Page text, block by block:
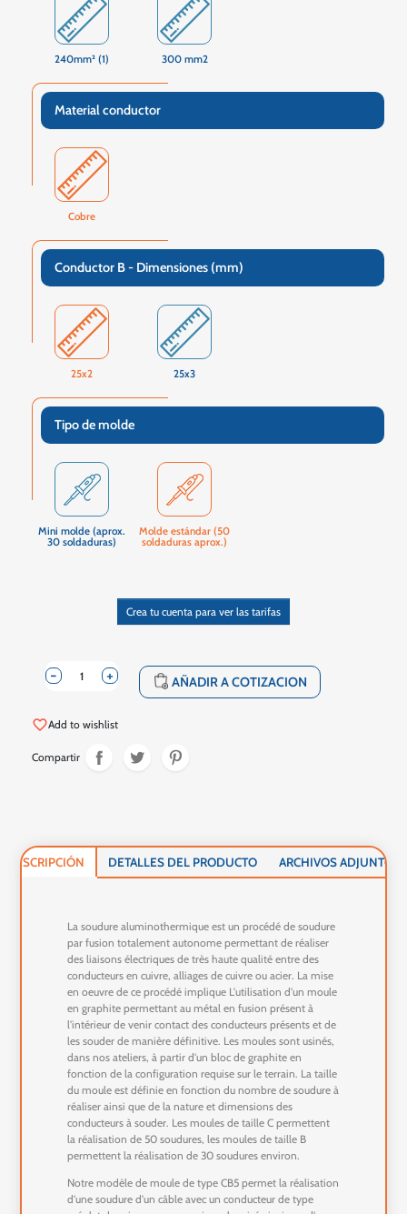
240mm² (1) 300 mm2
Material conductor
Cobre
Conductor B - Dimensiones (mm)
25x2 25x3
Tipo de molde
Mini molde (aprox.
30 soldaduras)
Molde estándar (50
soldaduras aprox.)
Crea tu cuenta para ver las tarifas
+
- shopping_cart AÑADIR A COTIZACION
favorite_borderAdd to wishlist
Compartir
DESCRIPCIÓN DETALLES DEL PRODUCTO ARCHIVOS ADJUNTOS
La soudure aluminothermique est un procédé de soudure
par fusion totalement autonome permettant de réaliser
des liaisons électriques de très haute qualité entre des
conducteurs en cuivre, alliages de cuivre ou acier. La mise
en oeuvre de ce procédé implique L'utilisation d'un moule
en graphite permettant au métal en fusion présent à
l'intérieur de venir contact des conducteurs présents et de
les souder de manière définitive. Les moules sont usinés,
dans nos ateliers, à partir d'un bloc de graphite en
fonction de la configuration requise sur le terrain. La taille
du moule est définie en fonction du nombre de soudure à
réaliser ainsi que de la nature et dimensions des
conducteurs à souder. Les moules de taille C permettent
la réalisation de 50 soudures, les moules de taille B
permettent la réalisation de 30 soudures environ.
Notre modèle de moule de type CB5 permet la réalisation
d'une soudure d'un câble avec un conducteur de type